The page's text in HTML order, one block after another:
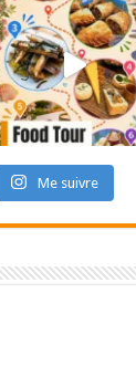
Me suivre